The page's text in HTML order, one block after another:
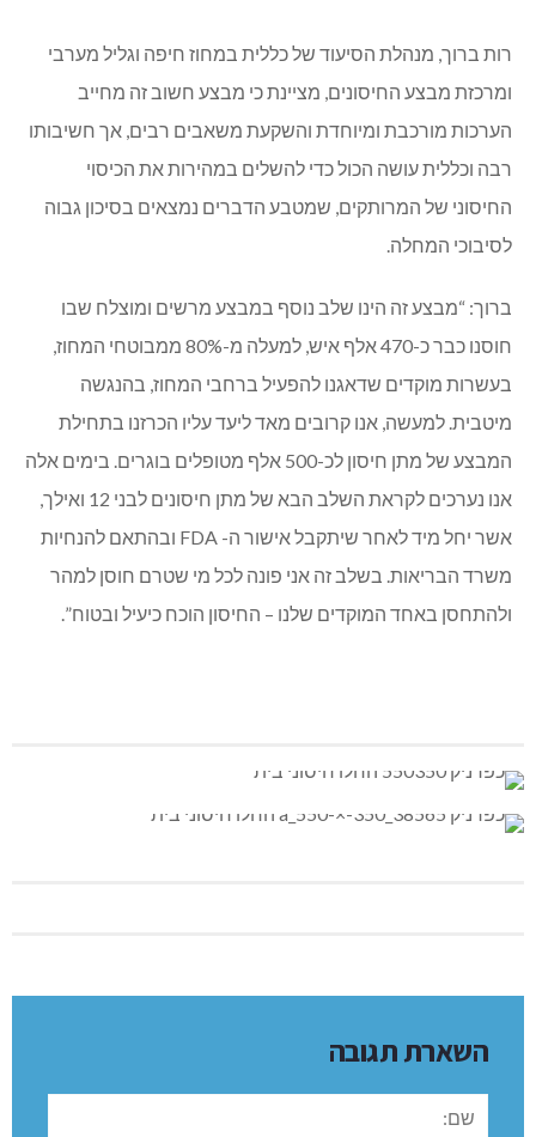
רות ברוך, מנהלת הסיעוד של כללית במחוז חיפה וגליל מערבי
ומרכזת מבצע החיסונים, מציינת כי מבצע חשוב זה מחייב
הערכות מורכבת ומיוחדת והשקעת משאבים רבים, אך חשיבותו
רבה וכללית עושה הכול כדי להשלים במהירות את הכיסוי
החיסוני של המרותקים, שמטבע הדברים נמצאים בסיכון גבוה
לסיבוכי המחלה.
ברוך: “מבצע זה הינו שלב נוסף במבצע מרשים ומוצלח שבו
חוסנו כבר כ-470 אלף איש, למעלה מ-80% ממבוטחי המחוז,
בעשרות מוקדים שדאגנו להפעיל ברחבי המחוז, בהנגשה
מיטבית. למעשה, אנו קרובים מאד ליעד עליו הכרזנו בתחילת
המבצע של מתן חיסון לכ-500 אלף מטופלים בוגרים. בימים אלה
אנו נערכים לקראת השלב הבא של מתן חיסונים לבני 12 ואילך,
אשר יחל מיד לאחר שיתקבל אישור ה- FDA ובהתאם להנחיות
משרד הבריאות. בשלב זה אני פונה לכל מי שטרם חוסן למהר
ולהתחסן באחד המוקדים שלנו – החיסון הוכח כיעיל ובטוח”.
השארת תגובה
שם: